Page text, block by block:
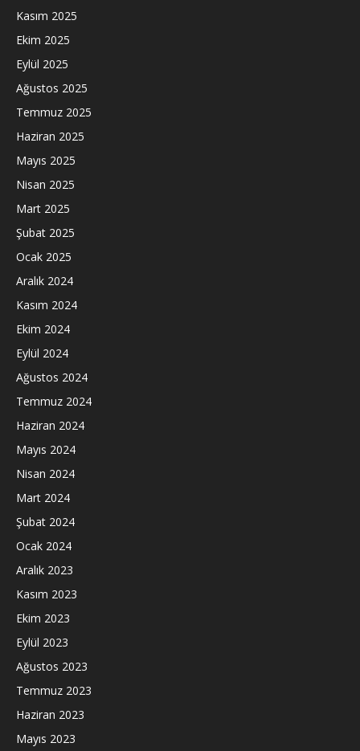
Kasım 2025
Ekim 2025
Eylül 2025
Ağustos 2025
Temmuz 2025
Haziran 2025
Mayıs 2025
Nisan 2025
Mart 2025
Şubat 2025
Ocak 2025
Aralık 2024
Kasım 2024
Ekim 2024
Eylül 2024
Ağustos 2024
Temmuz 2024
Haziran 2024
Mayıs 2024
Nisan 2024
Mart 2024
Şubat 2024
Ocak 2024
Aralık 2023
Kasım 2023
Ekim 2023
Eylül 2023
Ağustos 2023
Temmuz 2023
Haziran 2023
Mayıs 2023